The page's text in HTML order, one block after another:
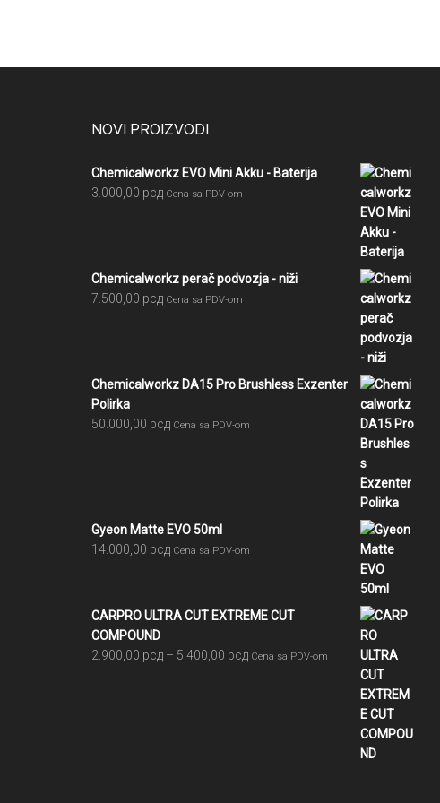
NOVI PROIZVODI
Chemicalworkz EVO Mini Akku - Baterija
3.000,00 рсд Cena sa PDV-om
Chemicalworkz perač podvozja - niži
7.500,00 рсд Cena sa PDV-om
Chemicalworkz DA15 Pro Brushless Exzenter
Polirka
50.000,00 рсд Cena sa PDV-om
Gyeon Matte EVO 50ml
14.000,00 рсд Cena sa PDV-om
CARPRO ULTRA CUT EXTREME CUT
COMPOUND
2.900,00 рсд – 5.400,00 рсдRaspon
Cena sa PDV-om